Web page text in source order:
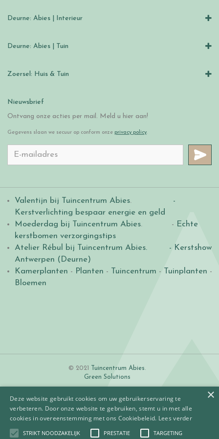
Deurne: Abies | Interieur
Deurne: Abies | Tuin
Zoersel: Huis & Tuin
Nieuwsbrief
Ontvang onze acties per mail. Meld u hier aan!
Gegevens slaan we secuur op conform onze privacy policy.
Valentijn bij Tuincentrum Abies.
-
Kerstverlichting bespaar energie en geld
Moederdag bij Tuincentrum Abies. - Echte
kerstbomen verzorgingstips
Atelier Rébul bij Tuincentrum Abies.
- Kerstshow
Antwerpen (Deurne)
Kamerplanten - Planten - Tuincentrum - Tuinplanten -
Bloemen
© 2021 Tuincentrum Abies
Green Solutions
Algemene voorwaarden
×
Deze website gebruikt cookies om uw gebruikerservaring te
verbeteren. Door onze website te gebruiken, stemt u in met alle
cookies in overeenstemming met ons Cookiebeleid. Lees verder
STRIKT NOODZAKELIJK PRESTATIE TARGETING